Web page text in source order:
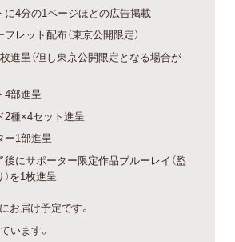
に4分の1ページほどの広告掲載
レット配布（東京公開限定）
進呈（但し東京公開限定となる場合が
4部進呈
2種×4セット進呈
ー1部進呈
にサポーター限定作品ブルーレイ（監
を1枚進呈
お届け予定です。
います。